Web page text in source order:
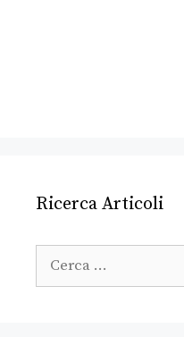
Ricerca Articoli